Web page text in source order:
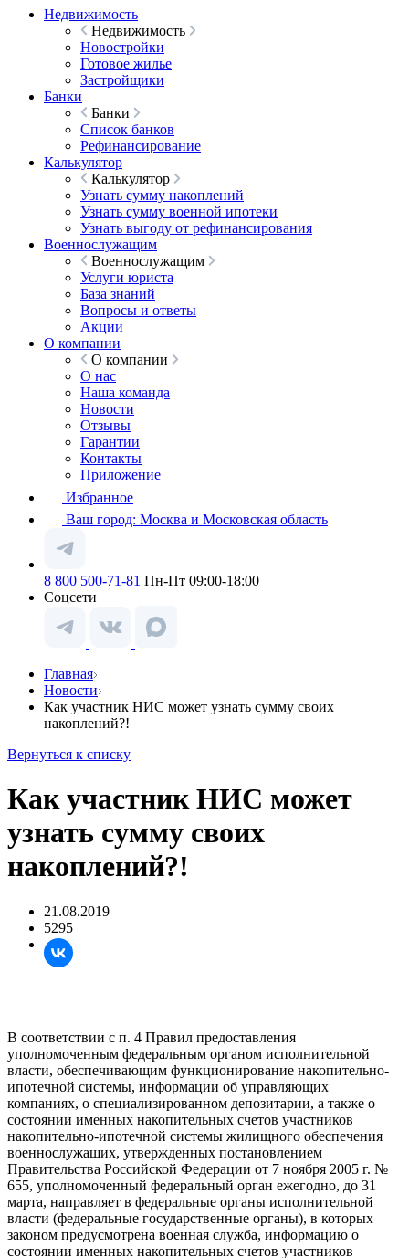
Недвижимость
Недвижимость
Новостройки
Готовое жилье
Застройщики
Банки
Банки
Список банков
Рефинансирование
Калькулятор
Калькулятор
Узнать сумму накоплений
Узнать сумму военной ипотеки
Узнать выгоду от рефинансирования
Военнослужащим
Военнослужащим
Услуги юриста
База знаний
Вопросы и ответы
Акции
О компании
О компании
О нас
Наша команда
Новости
Отзывы
Гарантии
Контакты
Приложение
Избранное
Ваш город: Москва и Московская область
8 800 500-71-81 Пн-Пт 09:00-18:00
Соцсети
Главная
Новости
Как участник НИС может узнать сумму своих
накоплений?!
Вернуться к списку
Как участник НИС может
узнать сумму своих
накоплений?!
21.08.2019
5295
В соответствии с п. 4 Правил предоставления
уполномоченным федеральным органом исполнительной
власти, обеспечивающим функционирование накопительно-
ипотечной системы, информации об управляющих
компаниях, о специализированном депозитарии, а также о
состоянии именных накопительных счетов участников
накопительно-ипотечной системы жилищного обеспечения
военнослужащих, утвержденных постановлением
Правительства Российской Федерации от 7 ноября 2005 г. №
655, уполномоченный федеральный орган ежегодно, до 31
марта, направляет в федеральные органы исполнительной
власти (федеральные государственные органы), в которых
законом предусмотрена военная служба, информацию о
состоянии именных накопительных счетов участников